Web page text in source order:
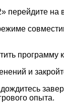
перейдите на
программу
и
опыта.